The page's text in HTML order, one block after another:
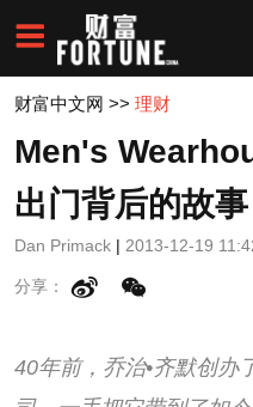
财富中文网 >> 理财
Men's
出门背后的故事
Dan Primack | 2013-12-19
分享：
40年前，乔治•齐默创办